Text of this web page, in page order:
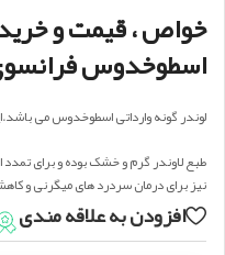
خواص ، قیمت و
اسطوخدوس
لوندر گونه وارداتی اسطوخدوس می
طبع لاوندر گرم و خشک بوده و برای
نیز برای درمان سردرد های میگرنی و
افزودن به علاقه مندی